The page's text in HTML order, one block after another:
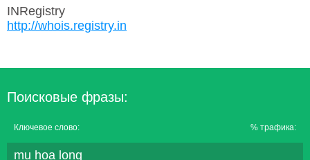
INRegistry
http://whois.registry.in
Поисковые фразы:
Ключевое слово: % трафика:
mu hoa long